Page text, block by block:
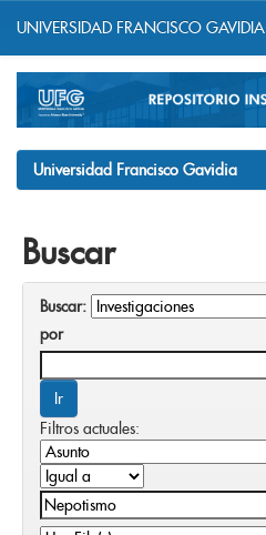
navigation
UNIVERSIDAD FRANCISCO GAVIDIA
Universidad Francisco Gavidia
Buscar
Buscar:
por
Filtros actuales: